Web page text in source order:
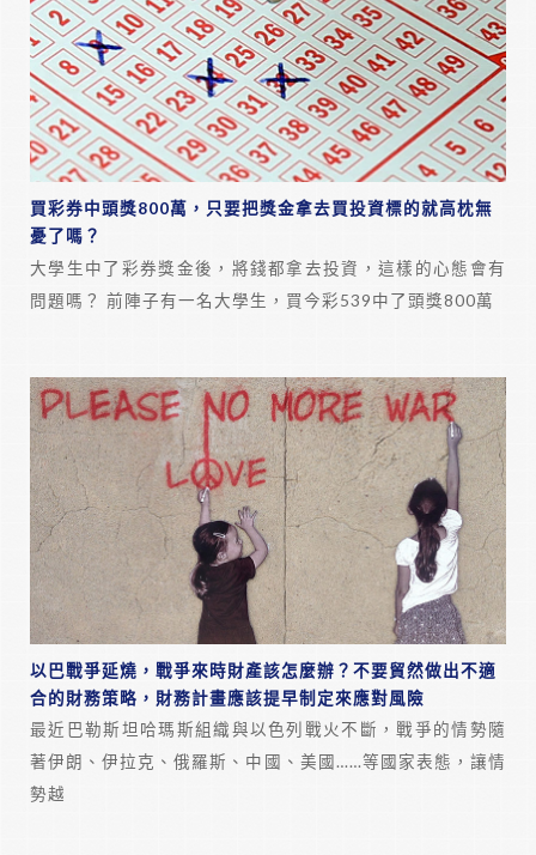
買彩券中頭獎800萬，只要把獎金拿去買投資標的就高枕無
憂了嗎？
大學生中了彩券獎金後，將錢都拿去投資，這樣的心態會有
問題嗎？ 前陣子有一名大學生，買今彩539中了頭獎800萬
以巴戰爭延燒，戰爭來時財產該怎麼辦？不要貿然做出不適
合的財務策略，財務計畫應該提早制定來應對風險
最近巴勒斯坦哈瑪斯組織與以色列戰火不斷，戰爭的情勢隨
著伊朗、伊拉克、俄羅斯、中國、美國……等國家表態，讓情
勢越